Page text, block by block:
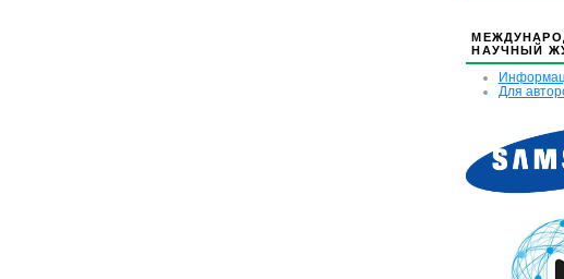
НАУЧНЫЙ
Для